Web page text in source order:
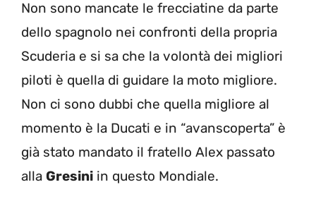
Non sono mancate le frecciatine da parte
dello spagnolo nei confronti della propria
Scuderia e si sa che la volontà dei migliori
piloti è quella di guidare la moto migliore.
Non ci sono dubbi che quella migliore al
momento è la Ducati e in “avanscoperta” è
già stato mandato il fratello Alex passato
alla Gresini in questo Mondiale.